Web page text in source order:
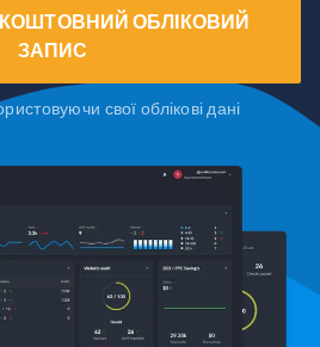
ОБЛІКОВИЙ
ЗАПИС
свої облікові дані